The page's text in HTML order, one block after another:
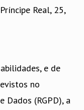
Real, 25,
e de
no
Dados (RGPD), a